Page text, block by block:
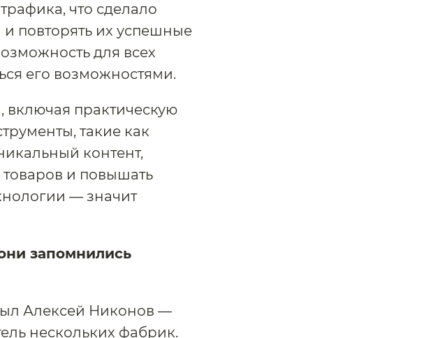
что сделало
повторять их успешные
для всех
его возможностями.
практическую
такие как
контент,
товаров и повышать
— значит
запомнились
Алексей Никонов —
нескольких фабрик.